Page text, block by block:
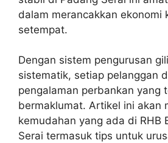
dalam merancakkan ekonomi
setempat.
Dengan sistem pengurusan
sistematik, setiap pelanggan
pengalaman perbankan yang
bermaklumat. Artikel ini akan
kemudahan yang ada di RHB
Serai termasuk tips untuk